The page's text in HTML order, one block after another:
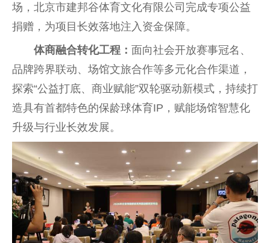
场，北京市建邦谷体育文化有限公司完成专项公益
捐赠，为项目长效落地注入资金保障。
体商融合转化工程： 面向社会开放赛事冠名、
品牌跨界联动、场馆文旅合作等多元化合作渠道，
探索“公益打底、商业赋能”双轮驱动新模式，持续打
造具有首都特色的保龄球体育IP，赋能场馆智慧化
升级与行业长效发展。